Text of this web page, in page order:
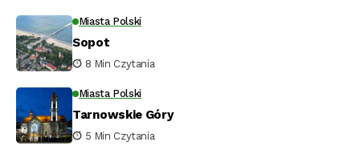
Miasta Polski
Sopot
8 Min Czytania
Miasta Polski
Tarnowskie Góry
5 Min Czytania